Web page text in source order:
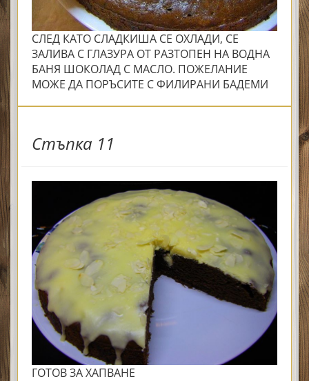
СЛЕД КАТО СЛАДКИША СЕ ОХЛАДИ, СЕ
ЗАЛИВА С ГЛАЗУРА ОТ РАЗТОПЕН НА ВОДНА
БАНЯ ШОКОЛАД С МАСЛО. ПОЖЕЛАНИЕ
МОЖЕ ДА ПОРЪСИТЕ С ФИЛИРАНИ БАДЕМИ
Стъпка 11
ГОТОВ ЗА ХАПВАНЕ